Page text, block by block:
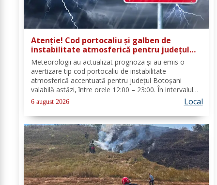
Atenție! Cod portocaliu și galben de
instabilitate atmosferică pentru județul
Botoșani
Meteorologii au actualizat prognoza și au emis o
avertizare tip cod portocaliu de instabilitate
atmosferică accentuată pentru județul Botoșani
valabilă astăzi, între orele 12:00 – 23:00. În intervalul
menționat vor fi perioade cu instabilitate atmosferică
accentuată ce se va manifesta prin...
6 august 2026 Local